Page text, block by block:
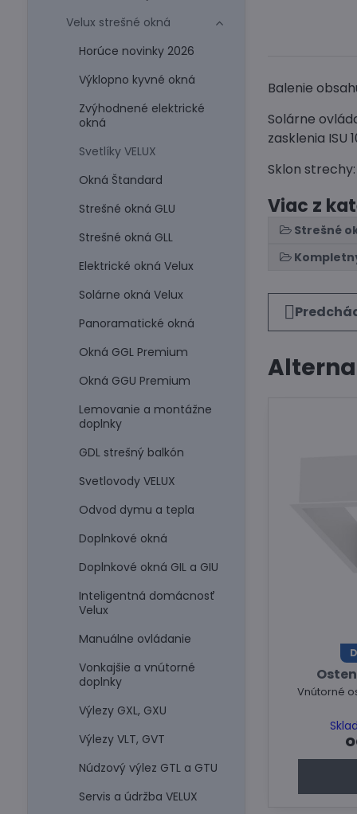
Balenie
Solárne
zasklenia ISU
Sklon strechy:
Viac z
Strešné
Vnútorné
Velux strešné okná
Horúce novinky 2026
Výklopno kyvné okná
Zvýhodnené elektrické
okná
Svetlíky VELUX
Okná Štandard
Strešné okná GLU
Strešné okná GLL
Elektrické okná Velux
Solárne okná Velux
Panoramatické okná
Okná GGL Premium
Okná GGU Premium
Lemovanie a montážne
doplnky
GDL strešný balkón
Svetlovody VELUX
Odvod dymu a tepla
Doplnkové okná
Doplnkové okná GIL a GIU
Inteligentná domácnosť
Velux
Manuálne ovládanie
Vonkajšie a vnútorné
doplnky
Výlezy GXL, GXU
Výlezy VLT, GVT
Núdzový výlez GTL a GTU
Servis a údržba VELUX